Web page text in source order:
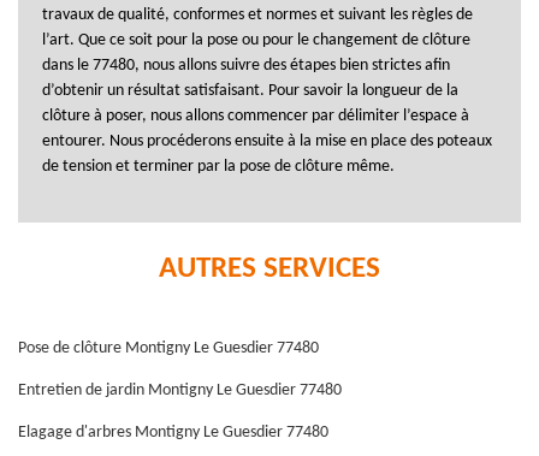
travaux de qualité, conformes et normes et suivant les règles de
l’art. Que ce soit pour la pose ou pour le changement de clôture
dans le 77480, nous allons suivre des étapes bien strictes afin
d’obtenir un résultat satisfaisant. Pour savoir la longueur de la
clôture à poser, nous allons commencer par délimiter l’espace à
entourer. Nous procéderons ensuite à la mise en place des poteaux
de tension et terminer par la pose de clôture même.
AUTRES SERVICES
Pose de clôture Montigny Le Guesdier 77480
Entretien de jardin Montigny Le Guesdier 77480
Elagage d'arbres Montigny Le Guesdier 77480